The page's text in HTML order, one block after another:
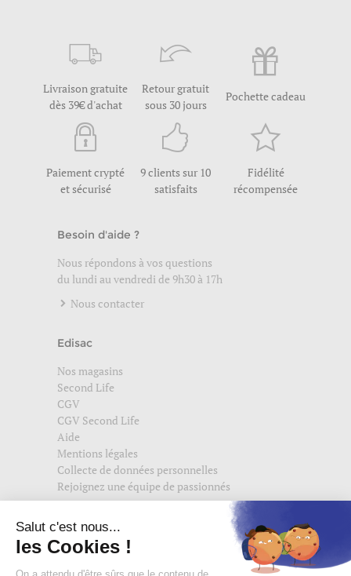
Livraison gratuite
dès 39€ d'achat
Retour gratuit
sous 30 jours
Pochette cadeau
Paiement crypté
et sécurisé
9 clients sur 10
satisfaits
Fidélité
récompensée
Besoin d'aide ?
Nous répondons à vos questions
du lundi au vendredi de 9h30 à 17h
Nous contacter
Edisac
Nos magasins
Second Life
CGV
CGV Second Life
Aide
Mentions légales
Collecte de données personnelles
Rejoignez une équipe de passionnés
edisac.com
edisac.nl.
Rejoignez la communauté edisac :